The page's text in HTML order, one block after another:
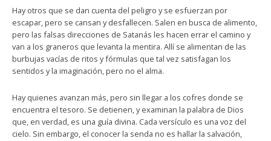
Hay otros que se dan cuenta del peligro y se esfuerzan por
escapar, pero se cansan y desfallecen. Salen en busca de alimento,
pero las falsas direcciones de Satanás les hacen errar el camino y
van a los graneros que levanta la mentira. Allí se alimentan de las
burbujas vacías de ritos y fórmulas que tal vez satisfagan los
sentidos y la imaginación, pero no el alma.
Hay quienes avanzan más, pero sin llegar a los cofres donde se
encuentra el tesoro. Se detienen, y examinan la palabra de Dios
que, en verdad, es una guía divina. Cada versículo es una voz del
cielo. Sin embargo, el conocer la senda no es hallar la salvación,